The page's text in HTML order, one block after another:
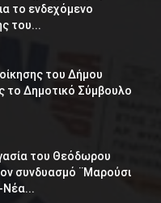
το ενδεχόμενο
του...
του Δήμου
το Δημοτικό Σύμβουλο
του Θεόδωρου
συνδυασμό ¨Μαρούσι
Νέα...